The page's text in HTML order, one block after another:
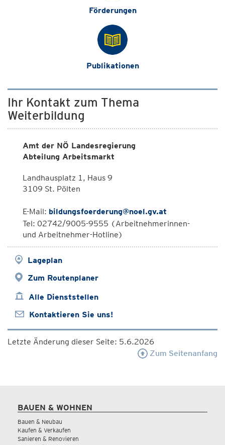
Förderungen
Publikationen
Ihr Kontakt zum Thema
Weiterbildung
Amt der NÖ Landesregierung
Abteilung Arbeitsmarkt
Landhausplatz 1, Haus 9
3109 St. Pölten
E-Mail: bildungsfoerderung@noel.gv.at
Tel: 02742/9005-9555 (Arbeitnehmerinnen-
und Arbeitnehmer-Hotline)
Lageplan
Zum Routenplaner
Alle Dienststellen
Kontaktieren Sie uns!
Letzte Änderung dieser Seite: 5.6.2026
Zum Seitenanfang
BAUEN & WOHNEN
Bauen & Neubau
Kaufen & Verkaufen
Sanieren & Renovieren